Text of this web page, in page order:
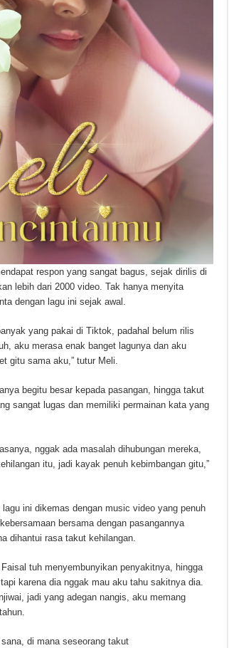
respon yang sangat bagus, sejak dirilis di
lebih dari 2000 video. Tak hanya menyita
dengan lagu ini sejak awal.
yang pakai di Tiktok, padahal belum rilis
aku merasa enak banget lagunya dan aku
gitu sama aku,” tutur Meli.
begitu besar kepada pasangan, hingga takut
sangat lugas dan memiliki permainan kata yang
nggak ada masalah dihubungan mereka,
itu, jadi kayak penuh kebimbangan gitu,”
ini dikemas dengan music video yang penuh
bersama dengan pasangannya
dihantui rasa takut kehilangan.
tuh menyembunyikan penyakitnya, hingga
karena dia nggak mau aku tahu sakitnya dia.
jadi yang adegan nangis, aku memang
di mana seseorang takut